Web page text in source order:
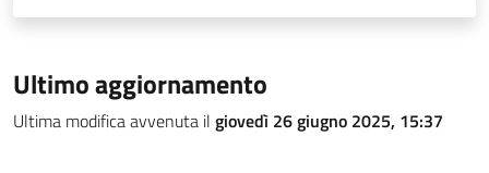
Ultimo aggiornamento
Ultima modifica avvenuta il giovedì 26 giugno 2025, 15:37